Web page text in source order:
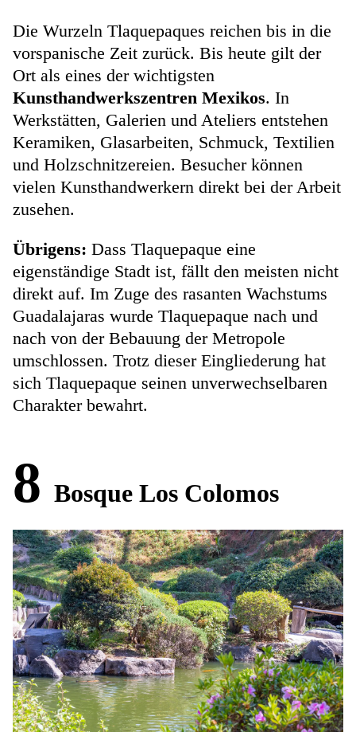
Die Wurzeln Tlaquepaques reichen bis in die
vorspanische Zeit zurück. Bis heute gilt der
Ort als eines der wichtigsten
Kunsthandwerkszentren Mexikos. In
Werkstätten, Galerien und Ateliers entstehen
Keramiken, Glasarbeiten, Schmuck, Textilien
und Holzschnitzereien. Besucher können
vielen Kunsthandwerkern direkt bei der Arbeit
zusehen.
Übrigens: Dass Tlaquepaque eine
eigenständige Stadt ist, fällt den meisten nicht
direkt auf. Im Zuge des rasanten Wachstums
Guadalajaras wurde Tlaquepaque nach und
nach von der Bebauung der Metropole
umschlossen. Trotz dieser Eingliederung hat
sich Tlaquepaque seinen unverwechselbaren
Charakter bewahrt.
8 Bosque Los Colomos